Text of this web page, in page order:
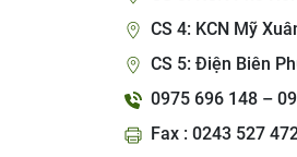
CS 4: KCN Mỹ
CS 5: Điện Biên
0975 696 148 –
Fax : 0243 527